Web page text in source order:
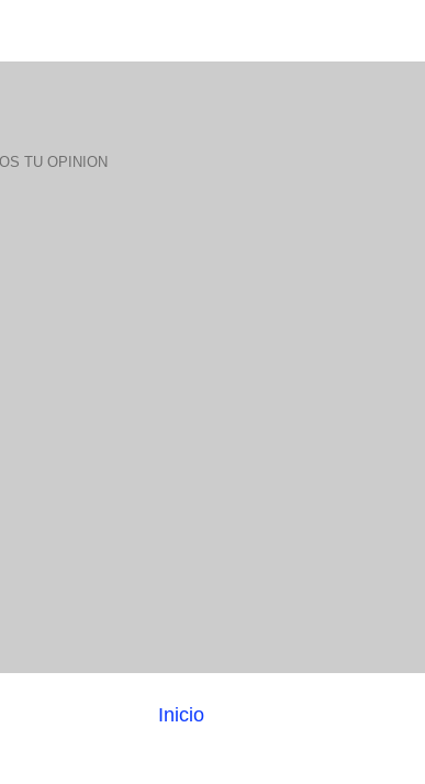
TU OPINION
Inicio